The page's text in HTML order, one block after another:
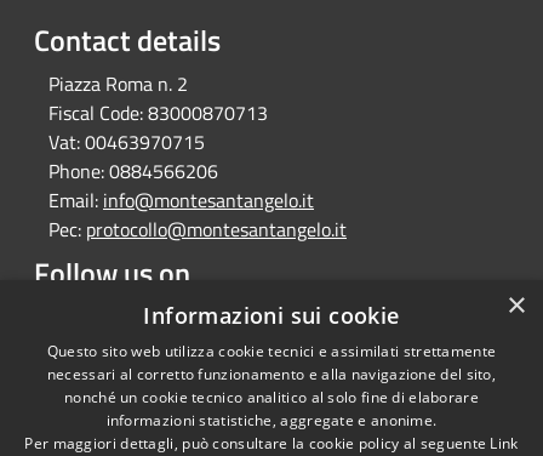
Contact details
Piazza Roma n. 2
Fiscal Code:83000870713
Vat:00463970715
Phone:0884566206
Email: info@montesantangelo.it
Pec: protocollo@montesantangelo.it
Follow us on
FacebookYoutubeInstagramTelegramWhatsapp
RSS
Copyright © 2026 • Comune
×
Informazioni sui cookie
Questo sito web utilizza cookie tecnici e assimilati strettamente
necessari al corretto funzionamento e alla navigazione del sito,
nonché un cookie tecnico analitico al solo fine di elaborare
informazioni statistiche, aggregate e anonime.
Per maggiori dettagli, può consultare la cookie policy al seguente Link